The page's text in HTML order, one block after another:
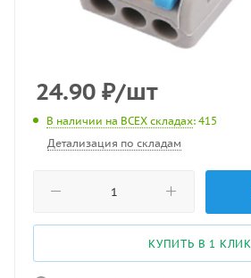
24.90 ₽/шт
В наличии на ВСЕХ складах: 415
Детализация по складам
КУПИТЬ В 1 КЛИК